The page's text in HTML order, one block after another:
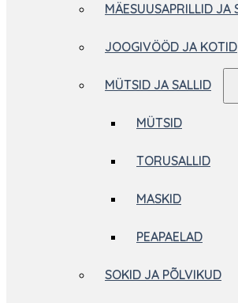
MÄESUUSAPRILLID JA
JOOGIVÖÖD JA KOTID
MÜTSID JA SALLID
MÜTSID
TORUSALLID
MASKID
PEAPAELAD
SOKID JA PÕLVIKUD